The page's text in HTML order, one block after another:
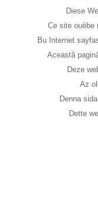
Diese
Ce site ouèbe
Bu Internet
Această
Deze
Az
Denna
Dette